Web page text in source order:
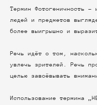
Термин Фотогеничность -
людей и предметов
более выигрышно и
Речь идёт о том,
увлечь зрителей. Речь
целью завоёвывать
Использование термина